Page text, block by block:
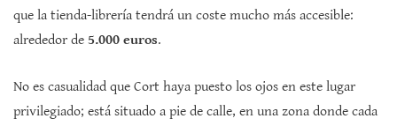
que la tienda-librería tendrá un coste mucho más accesible:
alrededor de 5.000 euros.
No es casualidad que Cort haya puesto los ojos en este lugar
privilegiado; está situado a pie de calle, en una zona donde cada